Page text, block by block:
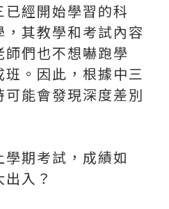
經開始學習的科
其教學和考試內容
們也不想嚇跑學
。因此，根據中三
能會發現深度差別
期考試，成績如
入？